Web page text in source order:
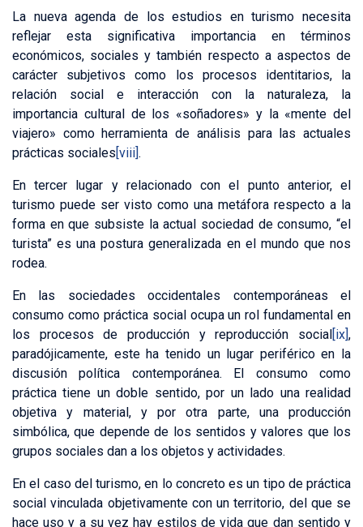
La nueva agenda de los estudios en turismo necesita
reflejar esta significativa importancia en términos
económicos, sociales y también respecto a aspectos de
carácter subjetivos como los procesos identitarios, la
relación social e interacción con la naturaleza, la
importancia cultural de los «soñadores» y la «mente del
viajero» como herramienta de análisis para las actuales
prácticas sociales[viii].
En tercer lugar y relacionado con el punto anterior, el
turismo puede ser visto como una metáfora respecto a la
forma en que subsiste la actual sociedad de consumo, “el
turista” es una postura generalizada en el mundo que nos
rodea.
En las sociedades occidentales contemporáneas el
consumo como práctica social ocupa un rol fundamental en
los procesos de producción y reproducción social[ix],
paradójicamente, este ha tenido un lugar periférico en la
discusión política contemporánea. El consumo como
práctica tiene un doble sentido, por un lado una realidad
objetiva y material, y por otra parte, una producción
simbólica, que depende de los sentidos y valores que los
grupos sociales dan a los objetos y actividades.
En el caso del turismo, en lo concreto es un tipo de práctica
social vinculada objetivamente con un territorio, del que se
hace uso y a su vez hay estilos de vida que dan sentido y